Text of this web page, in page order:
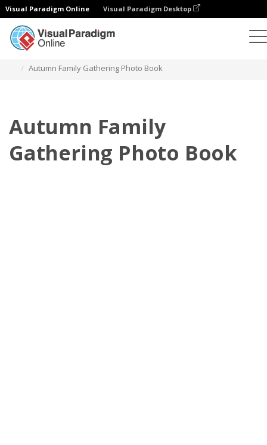
Visual Paradigm Online Visual Paradigm Desktop
Autumn Family Gathering Photo Book
Autumn Family
Gathering Photo Book